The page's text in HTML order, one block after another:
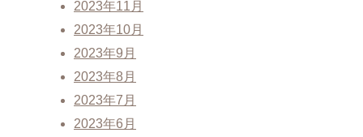
2023年11月
2023年10月
2023年9月
2023年8月
2023年7月
2023年6月